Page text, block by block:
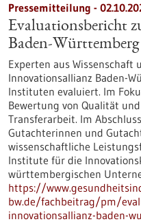
Pressemitteilung -
Evaluationsbericht
Baden-
Experten aus Wissenschaft
Innovationsallianz Baden-
Instituten evaluiert. Im
Bewertung von Qualität
Transferarbeit. Im
Gutachterinnen und
wissenschaftliche
Institute für die
württembergischen
https://
bw.de/fachbeitrag/pm/
innovationsallianz-baden-